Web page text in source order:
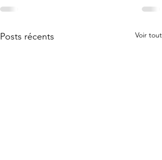
Posts récents Voir tout